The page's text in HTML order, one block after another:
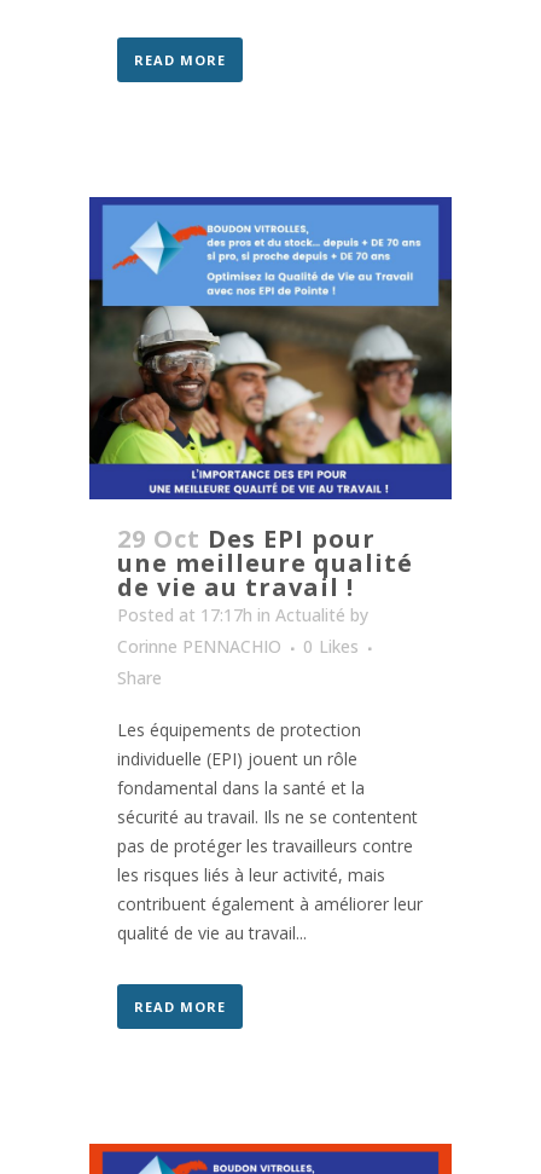
READ MORE
29 Oct Des EPI pour
une meilleure qualité
de vie au travail !
Posted at 17:17h in Actualité by
Corinne PENNACHIO
0 Likes
Share
Les équipements de protection
individuelle (EPI) jouent un rôle
fondamental dans la santé et la
sécurité au travail. Ils ne se contentent
pas de protéger les travailleurs contre
les risques liés à leur activité, mais
contribuent également à améliorer leur
qualité de vie au travail...
READ MORE